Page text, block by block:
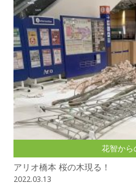
花智から
アリオ橋本 桜の木現る！
2022.03.13